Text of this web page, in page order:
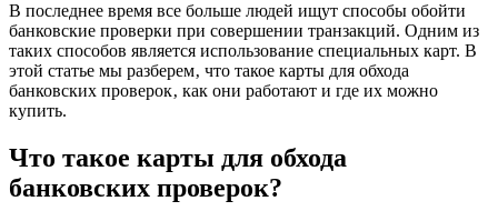
В последнее время все больше людей ищут способы обойти
банковские проверки при совершении транзакций. Одним из
таких способов является использование специальных карт. В
этой статье мы разберем‚ что такое карты для обхода
банковских проверок‚ как они работают и где их можно
купить.
Что такое карты для обхода
банковских проверок?